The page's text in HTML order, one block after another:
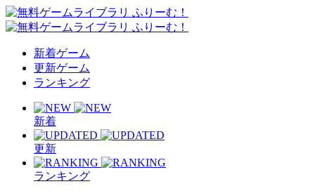
新着ゲーム
更新ゲーム
ランキング
新着
更新
ランキング